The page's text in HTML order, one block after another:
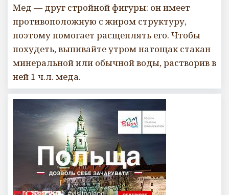
Мед — друг стройной фигуры: он имеет
противоположную с жиром структуру,
поэтому помогает расщеплять его. Чтобы
похудеть, выпивайте утром натощак стакан
минеральной или обычной воды, растворив в
ней 1 ч.л. меда.